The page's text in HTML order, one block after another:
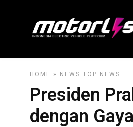
HOME » NEWS TOP NEWS
Presiden
dengan